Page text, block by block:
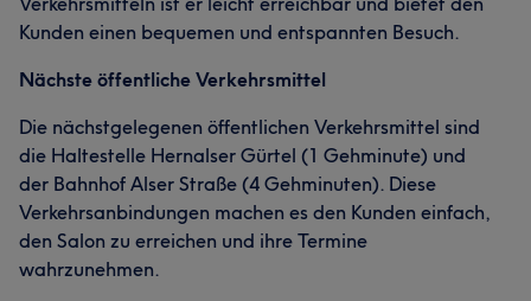
Kunden einen bequemen und entspannten Besuch.
Nächste öffentliche Verkehrsmittel
Die nächstgelegenen öffentlichen Verkehrsmittel sind
die Haltestelle Hernalser Gürtel (1 Gehminute) und
der Bahnhof Alser Straße (4 Gehminuten). Diese
Verkehrsanbindungen machen es den Kunden einfach,
den Salon zu erreichen und ihre Termine
wahrzunehmen.